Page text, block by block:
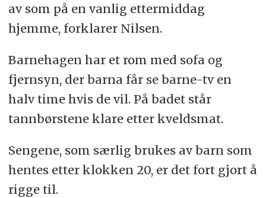
av som på en vanlig ettermiddag
hjemme, forklarer Nilsen.
Barnehagen har et rom med sofa og
fjernsyn, der barna får se barne-tv en
halv time hvis de vil. På badet står
tannbørstene klare etter kveldsmat.
Sengene, som særlig brukes av barn som
hentes etter klokken 20, er det fort gjort å
rigge til.